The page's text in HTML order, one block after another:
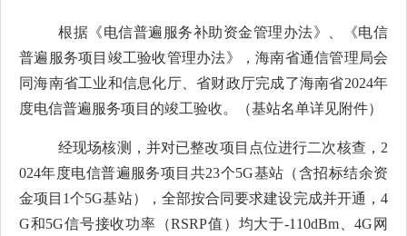
根据《电信普遍服务补助资金管理办法》、《电信
普遍服务项目竣工验收管理办法》
，海南省通信管理局会
同海南省工业和信息化厅、省财政厅完成了海南省2024年
度电信普遍服务项目的竣工验收。（基站名单详见附件）
经现场核测，并对已整改项目点位进行二次核查 ， 2
024年度电信普遍服务项目共23个5G基站 （含招标结余资
金项目1个5G基站）， 全部按合同要求建设完成并开通，4
G和5G信号接收功率（RSRP值 ）均大于-110dBm、4G 网